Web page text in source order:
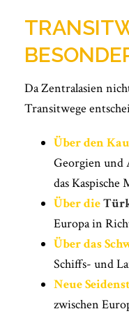
Da Zentralasien
Transitwege
Über den
Georgien und
das Kaspische
Über die
Europa in
Über das
Schiffs- und
Neue
zwischen